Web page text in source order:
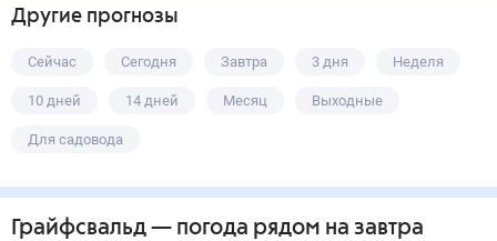
Другие прогнозы
Сейчас Сегодня Завтра 3 дня Неделя
10 дней 14 дней Месяц Выходные
Для садовода
Грайфсвальд— погода рядом на завтра